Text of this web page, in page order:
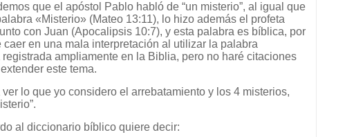
que el apóstol Pablo habló de “un misterio”, al igual que
«Misterio» (Mateo 13:11), lo hizo además el profeta
con Juan (Apocalipsis 10:7), y esta palabra es bíblica, por
caer en una mala interpretación al utilizar la palabra
registrada ampliamente en la Biblia, pero no haré citaciones
este tema.
lo que yo considero el arrebatamiento y los 4 misterios,
al diccionario bíblico quiere decir: